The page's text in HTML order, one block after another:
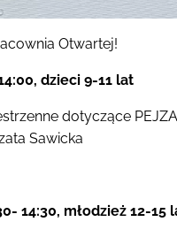
Otwartej!
dzieci 9-11 lat
dotyczące
Sawicka
14:30, młodzież 12-15